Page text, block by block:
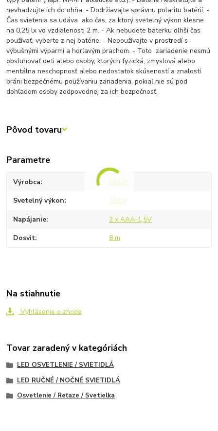
nevhadzujte ich do ohňa. - Dodržiavajte správnu polaritu batérií. -
Čas svietenia sa udáva ako čas, za ktorý svetelný výkon klesne
na 0,25 lx vo vzdialenosti 2 m. - Ak nebudete baterku dlhší čas
používať, vyberte z nej batérie. - Nepoužívajte v prostredí s
výbušnými výparmi a horľavým prachom. - Toto zariadenie nesmú
obsluhovať deti alebo osoby, ktorých fyzická, zmyslová alebo
mentálna neschopnosť alebo nedostatok skúseností a znalostí
bráni bezpečnému používaniu zariadenia, pokiaľ nie sú pod
dohľadom osoby zodpovednej za ich bezpečnosť.
Pôvod tovaru
Parametre
Výrobca EMOS
Svetelný výkon 30 lm
Napájanie 2 x AAA-1,5V
Dosvit 8 m
Na stiahnutie
Vyhlásenie o zhode
Tovar zaradený v kategóriách
LED OSVETLENIE / SVIETIDLÁ
LED RUČNÉ / NOČNÉ SVIETIDLÁ
Osvetlenie / Reťaze / Svetielka